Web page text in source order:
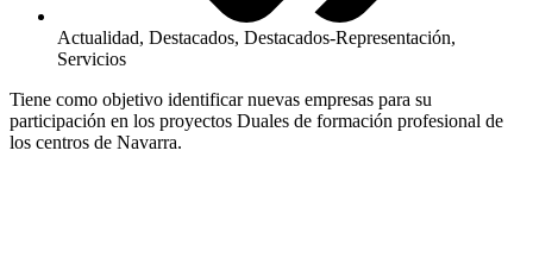
Actualidad, Destacados, Destacados-Representación,
Servicios
Tiene como objetivo identificar nuevas empresas para su
participación en los proyectos Duales de formación profesional de
los centros de Navarra.